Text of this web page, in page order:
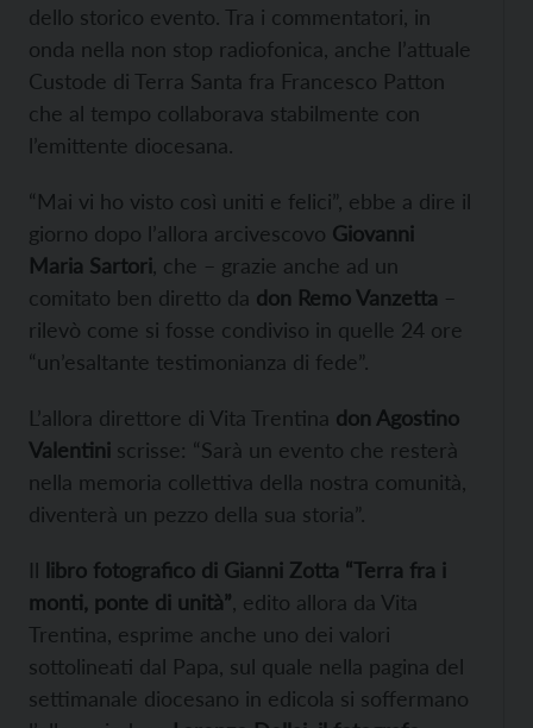
dello storico evento. Tra i commentatori, in
onda nella non stop radiofonica, anche l’attuale
Custode di Terra Santa fra Francesco Patton
che al tempo collaborava stabilmente con
l’emittente diocesana.
“Mai vi ho visto così uniti e felici”, ebbe a dire il
giorno dopo l’allora arcivescovo Giovanni
Maria Sartori, che – grazie anche ad un
comitato ben diretto da don Remo Vanzetta –
rilevò come si fosse condiviso in quelle 24 ore
“un’esaltante testimonianza di fede”.
L’allora direttore di Vita Trentina don Agostino
Valentini scrisse: “Sarà un evento che resterà
nella memoria collettiva della nostra comunità,
diventerà un pezzo della sua storia”.
Il libro fotografico di Gianni Zotta “Terra fra i
monti, ponte di unità”, edito allora da Vita
Trentina, esprime anche uno dei valori
sottolineati dal Papa, sul quale nella pagina del
settimanale diocesano in edicola si soffermano